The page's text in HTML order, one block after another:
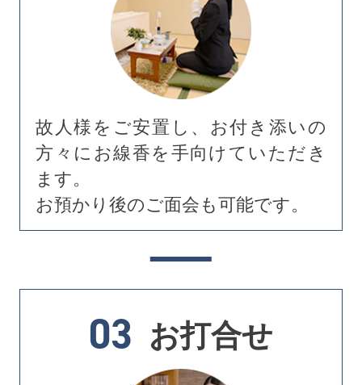
故人様をご安置し、お付き添いの
方々にお線香を手向けていただき
ます。
お預かり後のご面会も可能です。
03 お打合せ